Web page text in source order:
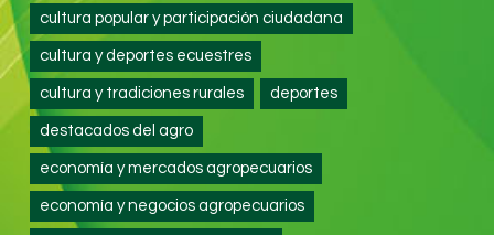
cultura popular y participación ciudadana
cultura y deportes ecuestres
cultura y tradiciones rurales deportes
destacados del agro
economía y mercados agropecuarios
economía y negocios agropecuarios